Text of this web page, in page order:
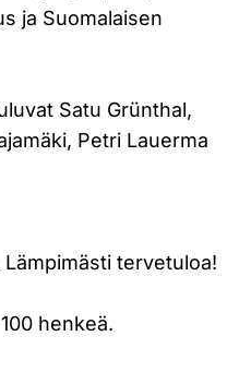
ja Suomalaisen
Satu Grünthal,
Petri Lauerma
tervetuloa!
henkeä.